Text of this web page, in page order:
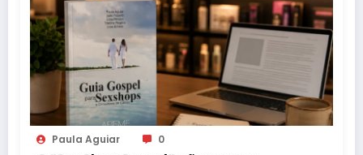
Paula Aguiar 0